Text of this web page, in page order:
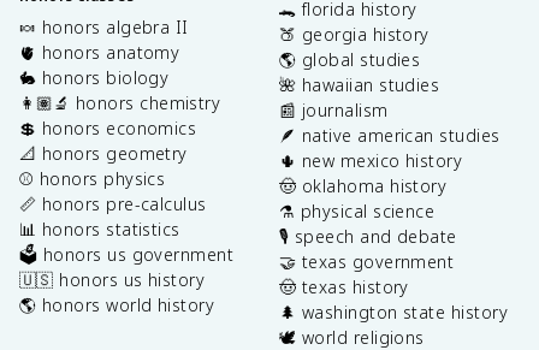
🍬 honors algebra II
🫀 honors anatomy
🐇 honors biology
👩🏽‍🔬 honors chemistry
💲 honors economics
📐 honors geometry
⚾️ honors physics
📏 honors pre-calculus
📊 honors statistics
🗳️ honors us government
🇺🇸 honors us history
🌎 honors world history
🐊 florida history
🍑 georgia history
🌎 global studies
🌺 hawaiian studies
📰 journalism
🪶 native american studies
🌵 new mexico history
🤠 oklahoma history
⚗️ physical science
🎙️ speech and debate
🤝 texas government
🤠 texas history
🌲 washington state history
🕊️ world religions